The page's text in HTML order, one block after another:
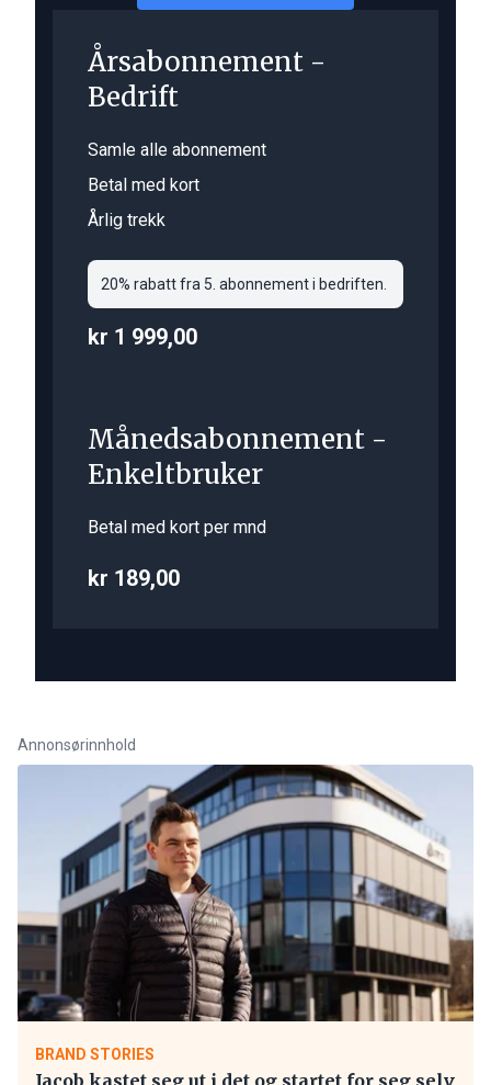
Årsabonnement -
Bedrift
Samle alle abonnement
Betal med kort
Årlig trekk
20% rabatt fra 5. abonnement i bedriften.
kr 1 999,00
Månedsabonnement -
Enkeltbruker
Betal med kort per mnd
kr 189,00
Annonsørinnhold
BRAND STORIES
Jacob kastet seg ut i det og startet for seg selv